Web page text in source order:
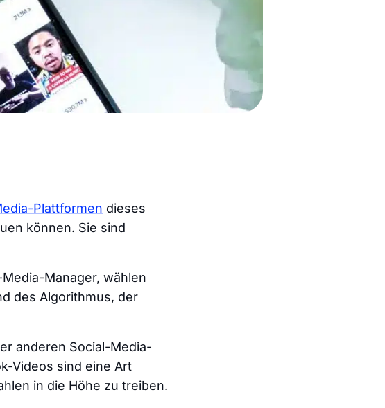
Plattformen dieses
können. Sie sind
Manager, wählen
des Algorithmus, der
anderen Social-Media-
Videos sind eine Art
in die Höhe zu treiben.